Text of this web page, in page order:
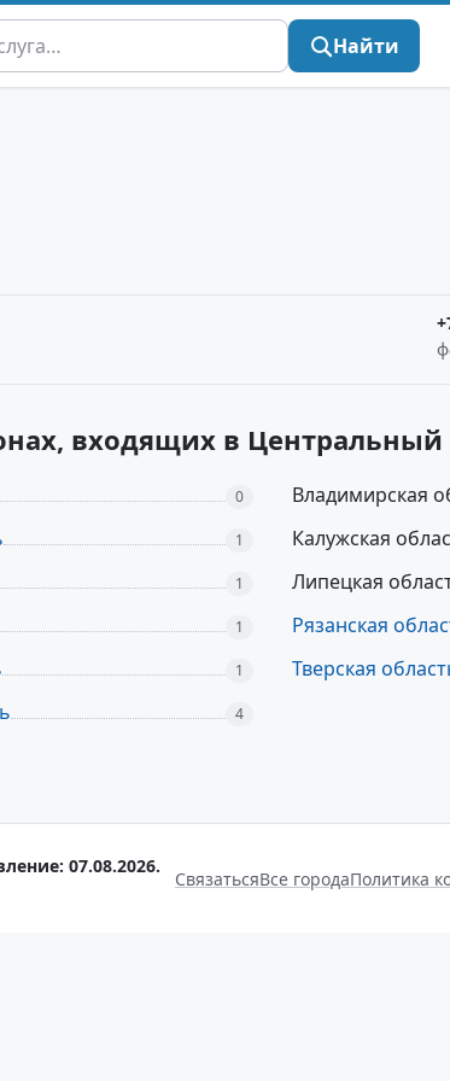
Найти
входящих в
0 Владимирская
1 Калужская
1 Липецкая
1 Рязанская
1 Тверская
4
07.08.2026.
СвязатьсяВсе городаПолитика